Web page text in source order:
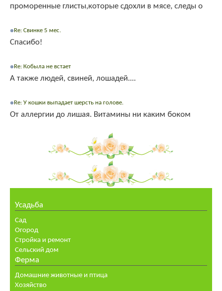
проморенные глисты,которые сдохли в мясе, следы о
Re: Свинке 5 мес.
Спасибо!
Re: Кобыла не встает
А также людей, свиней, лошадей....
Re: У кошки выпадает шерсть на голове.
От аллергии до лишая. Витамины ни каким боком
Усадьба
Сад
Огород
Стройка и ремонт
Сельский дом
Ферма
Домашние животные и птица
Хозяйство